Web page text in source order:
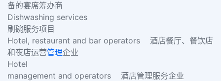
备的宴席筹办商
Dishwashing services
刷碗服务项目
Hotel, restaurant and bar operators 酒店餐厅、餐饮店
和夜店运营管理企业
Hotel
management and operators 酒店管理服务企业